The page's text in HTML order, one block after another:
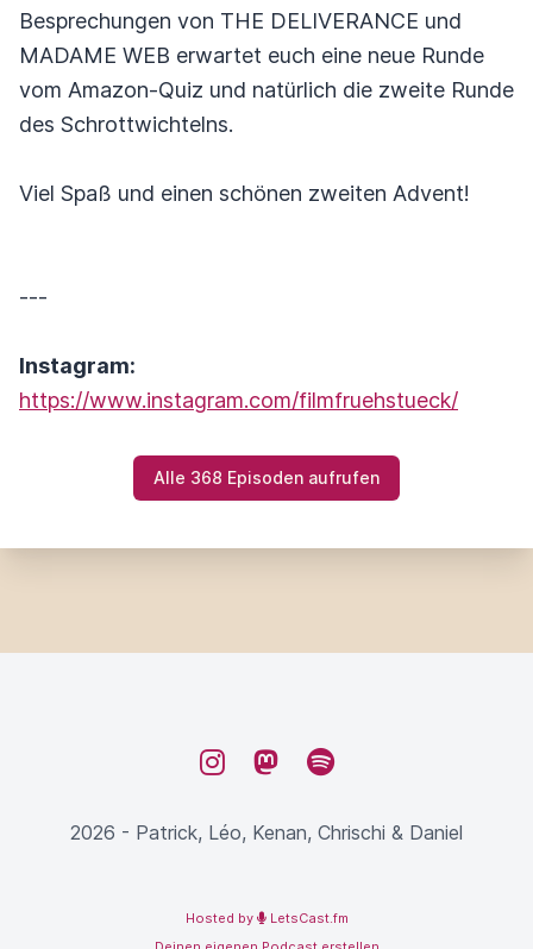
Besprechungen von THE DELIVERANCE und
MADAME WEB erwartet euch eine neue Runde
vom Amazon-Quiz und natürlich die zweite Runde
des Schrottwichtelns.
Viel Spaß und einen schönen zweiten Advent!
---
Instagram:
https://www.instagram.com/filmfruehstueck/
Alle 368 Episoden aufrufen
InstagramMastodon
Spotify
2026 - Patrick, Léo, Kenan, Chrischi & Daniel
Hosted by
LetsCast.fm